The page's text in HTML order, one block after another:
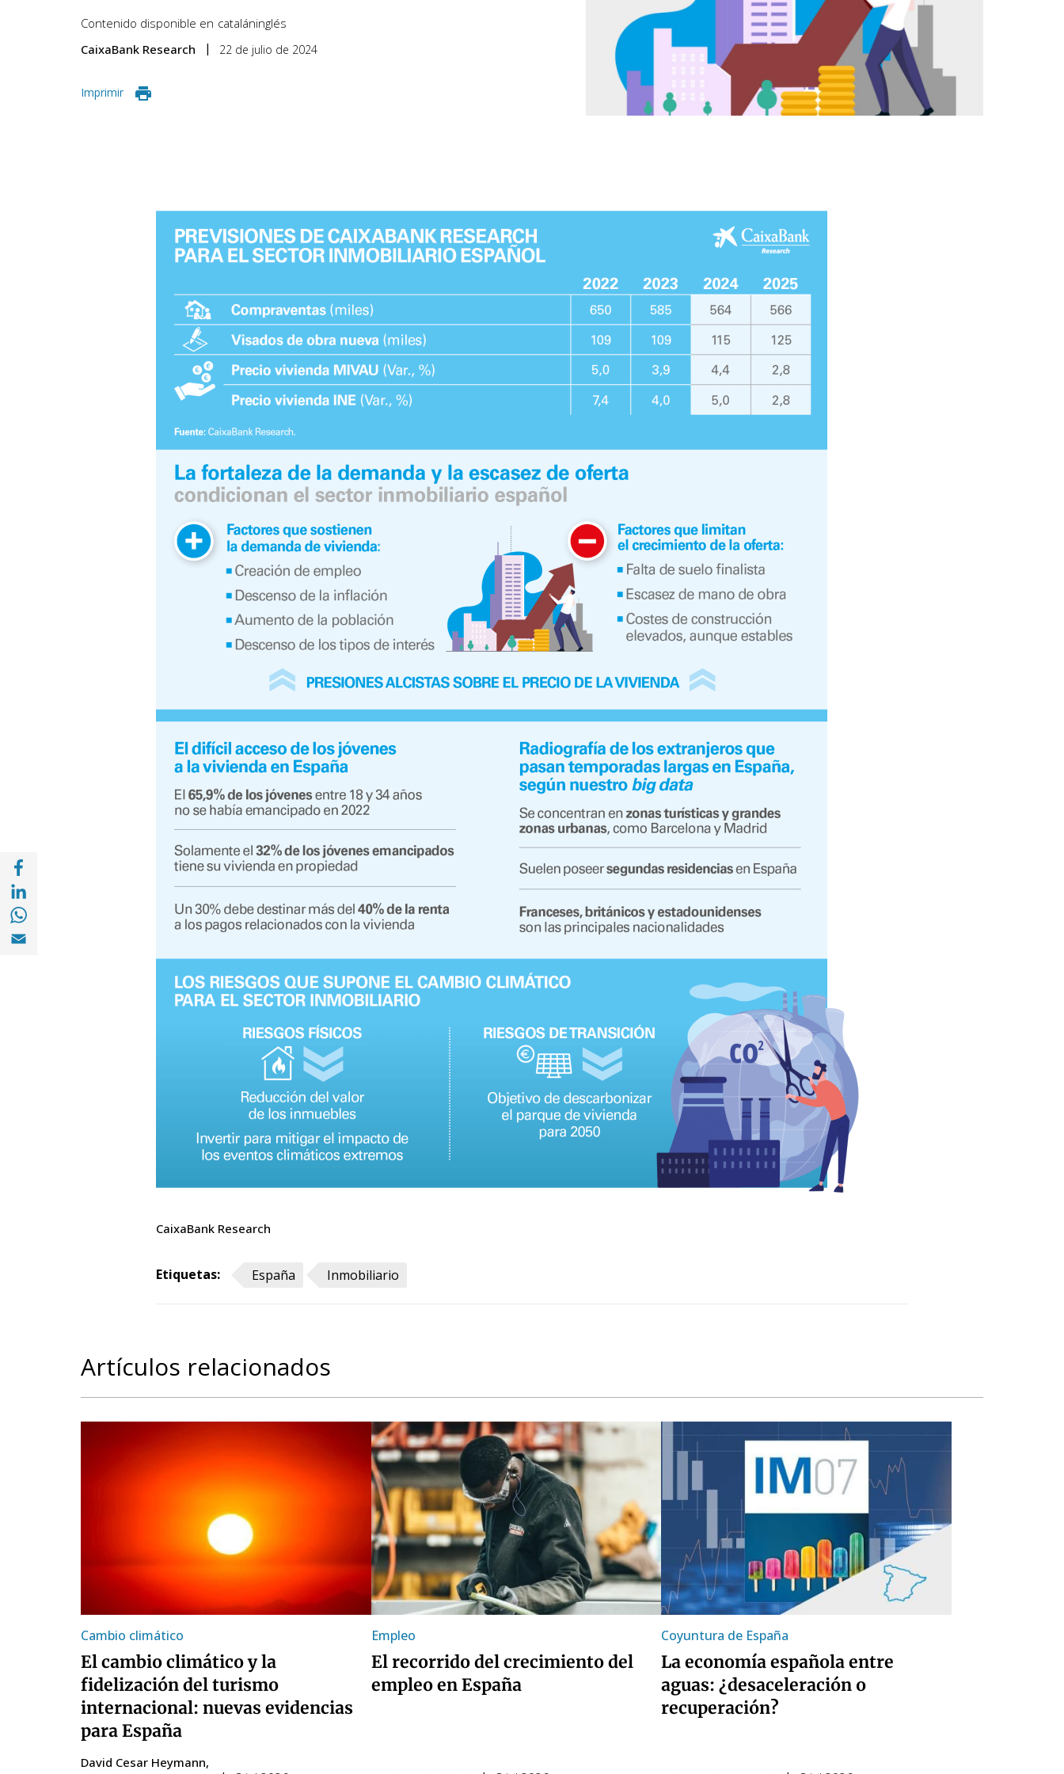
Contenido disponible en cataláninglés
CaixaBank Research
22 de julio de 2024
Imprimir
Compartir en Facebook (opens in a new window)
Compartir en with Linkedin (opens in a new window)
Compartir en with Whatsapp (opens in a new window)
Compartir en Email (opens in a new window)
CaixaBank Research
Etiquetas: España Inmobiliario
Artículos relacionados
Cambio climático
El cambio climático y la
fidelización del turismo
internacional: nuevas evidencias
para España
David Cesar Heymann
Empleo
El recorrido del crecimiento del
empleo en España
Coyuntura de España
La economía española entre
aguas: ¿desaceleración o
recuperación?